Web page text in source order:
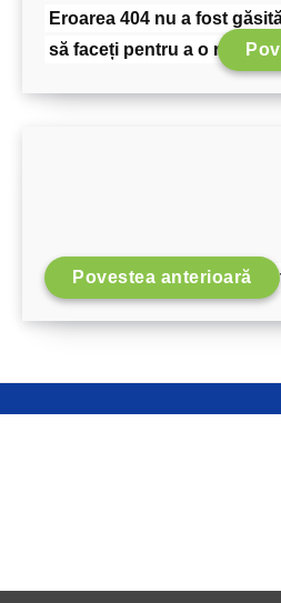
Eroarea 404 nu a fost
să faceți pentru a o rezolva
Ce
Povestea anterioară